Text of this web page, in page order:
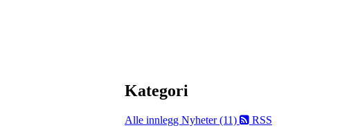
Kategori
Alle innlegg Nyheter (11) RSS